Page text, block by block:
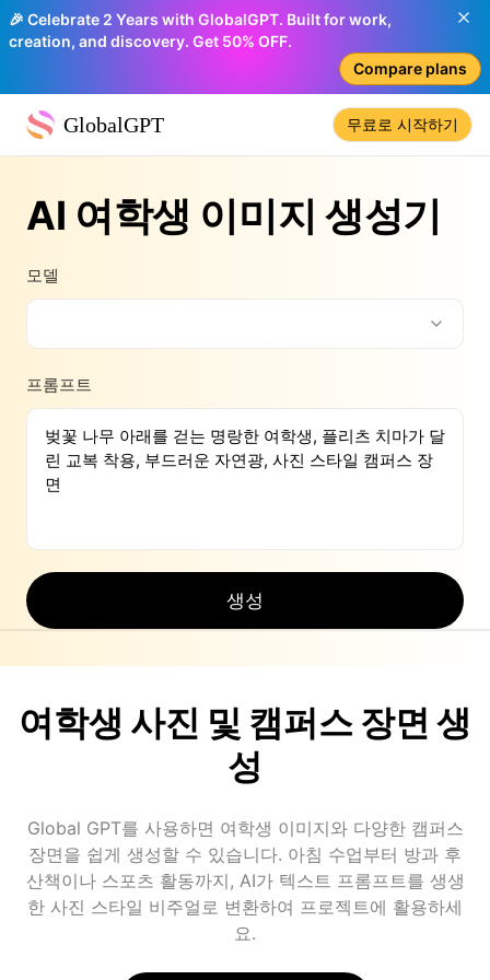
🎉 Celebrate 2 Years with GlobalGPT. Built for work,
creation, and discovery. Get 50% OFF.
Compare plans
GlobalGPT 무료로 시작하기
AI 여학생 이미지 생성기
모델
프롬프트
생성
여학생 사진 및 캠퍼스 장면 생
성
Global GPT를 사용하면 여학생 이미지와 다양한 캠퍼스
장면을 쉽게 생성할 수 있습니다. 아침 수업부터 방과 후
산책이나 스포츠 활동까지, AI가 텍스트 프롬프트를 생생
한 사진 스타일 비주얼로 변환하여 프로젝트에 활용하세
요.